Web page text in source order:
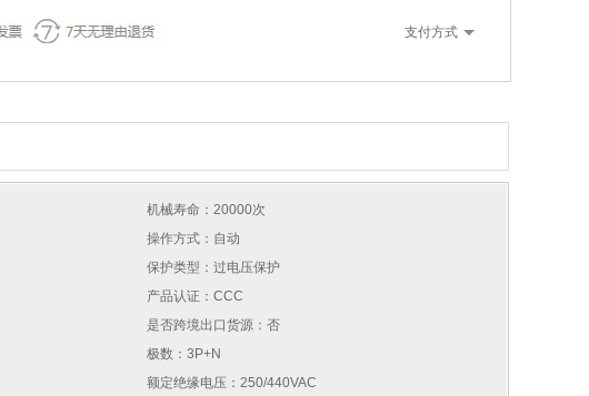
支付方式
机械寿命：20000次
操作方式：自动
保护类型：过电压保护
产品认证：CCC
是否跨境出口货源：否
极数：3P+N
额定绝缘电压：250/440VAC